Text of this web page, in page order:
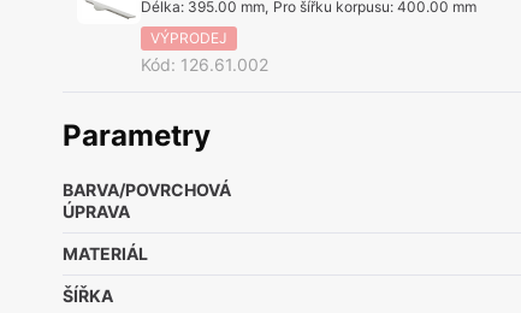
Délka: 395.00 mm, Pro šířku korpusu: 400.00 mm
VÝPRODEJ
Kód: 126.61.002
Parametry
BARVA/POVRCHOVÁ
ÚPRAVA
MATERIÁL
ŠÍŘKA